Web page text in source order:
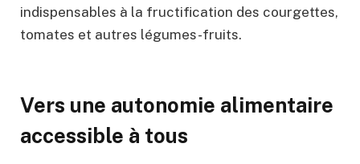
indispensables à la fructification des courgettes,
tomates et autres légumes-fruits.
Vers une autonomie alimentaire
accessible à tous